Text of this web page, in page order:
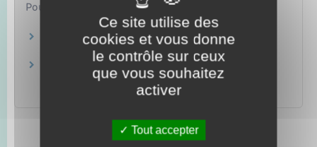
Pour en savoir plus
Transmettre mon patrimoine
Banque de France
Portail des services en ligne des notaires de
Ce site utilise des
cookies et vous donne
le contrôle sur ceux
que vous souhaitez
activer
Tout accepter